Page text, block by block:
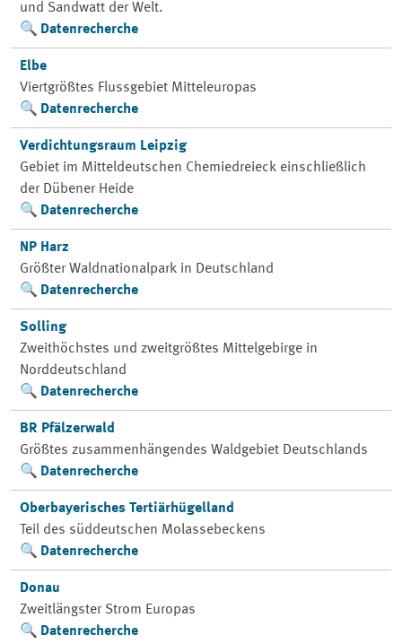
und Sandwatt der Welt.
Datenrecherche
Elbe
Viertgrößtes Flussgebiet Mitteleuropas
Datenrecherche
Verdichtungsraum Leipzig
Gebiet im Mitteldeutschen Chemiedreieck einschließlich
der Dübener Heide
Datenrecherche
NP Harz
Größter Waldnationalpark in Deutschland
Datenrecherche
Solling
Zweithöchstes und zweitgrößtes Mittelgebirge in
Norddeutschland
Datenrecherche
BR Pfälzerwald
Größtes zusammenhängendes Waldgebiet Deutschlands
Datenrecherche
Oberbayerisches Tertiärhügelland
Teil des süddeutschen Molassebeckens
Datenrecherche
Donau
Zweitlängster Strom Europas
Datenrecherche